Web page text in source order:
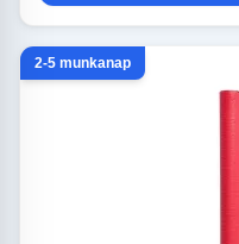
2-5 munkanap